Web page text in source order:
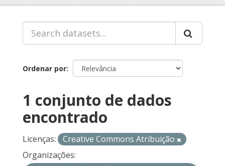
Ordenar por
1 conjunto de dados
encontrado
Licenças:
Creative Commons Atribuição
Organizações: